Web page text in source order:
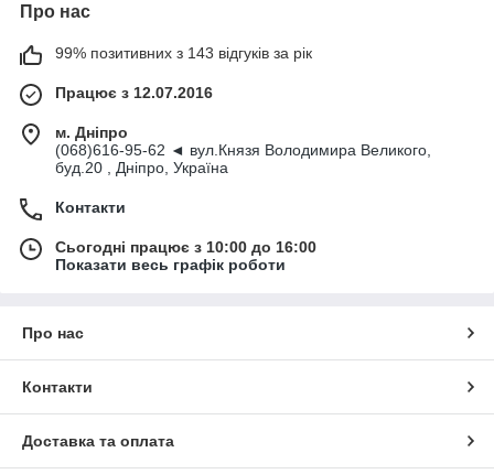
Про нас
99% позитивних з 143 відгуків за рік
Працює з 12.07.2016
м. Дніпро
(068)616-95-62 ◄ вул.Князя Володимира Великого,
буд.20 , Дніпро, Україна
Контакти
Сьогодні працює з 10:00 до 16:00
Показати весь графік роботи
Про нас
Контакти
Доставка та оплата